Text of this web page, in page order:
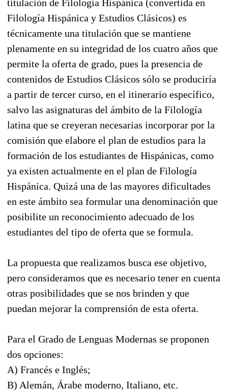
titulación de Filología Hispánica (convertida en
Filología Hispánica y Estudios Clásicos) es
técnicamente una titulación que se mantiene
plenamente en su integridad de los cuatro años que
permite la oferta de grado, pues la presencia de
contenidos de Estudios Clásicos sólo se produciría
a partir de tercer curso, en el itinerario específico,
salvo las asignaturas del ámbito de la Filología
latina que se creyeran necesarias incorporar por la
comisión que elabore el plan de estudios para la
formación de los estudiantes de Hispánicas, como
ya existen actualmente en el plan de Filología
Hispánica. Quizá una de las mayores dificultades
en este ámbito sea formular una denominación que
posibilite un reconocimiento adecuado de los
estudiantes del tipo de oferta que se formula.
La propuesta que realizamos busca ese objetivo,
pero consideramos que es necesario tener en cuenta
otras posibilidades que se nos brinden y que
puedan mejorar la comprensión de esta oferta.
Para el Grado de Lenguas Modernas se proponen
dos opciones:
A) Francés e Inglés;
B) Alemán, Árabe moderno, Italiano, etc.